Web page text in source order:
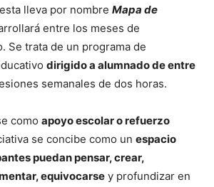
lleva por nombre Mapa de
entre los meses de
Se trata de un programa de
dirigido a alumnado de entre
semanales de dos horas.
como apoyo escolar o refuerzo
se concibe como un espacio
puedan pensar, crear,
equivocarse y profundizar en